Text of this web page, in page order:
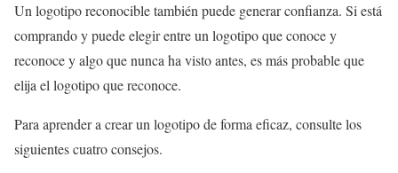
Un logotipo reconocible también puede generar confianza. Si está
comprando y puede elegir entre un logotipo que conoce y
reconoce y algo que nunca ha visto antes, es más probable que
elija el logotipo que reconoce.
Para aprender a crear un logotipo de forma eficaz, consulte los
siguientes cuatro consejos.